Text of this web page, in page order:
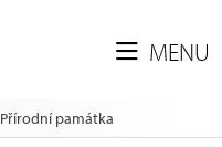
MENU
Přírodní památka